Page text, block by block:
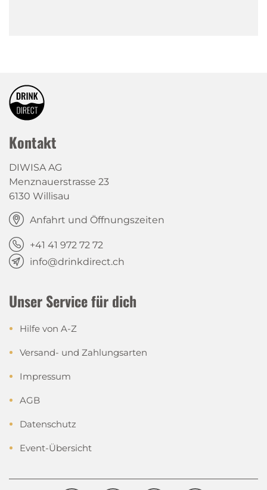
Kontakt
DIWISA AG
Menznauerstrasse 23
6130 Willisau
Anfahrt und Öffnungszeiten
+41 41 972 72 72
info@drinkdirect.ch
Unser Service für dich
Hilfe von A-Z
Versand- und Zahlungsarten
Impressum
AGB
Datenschutz
Event-Übersicht